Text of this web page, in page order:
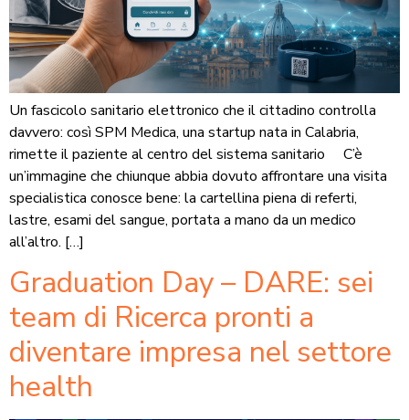
Un fascicolo sanitario elettronico che il cittadino controlla
davvero: così SPM Medica, una startup nata in Calabria,
rimette il paziente al centro del sistema sanitario C’è
un’immagine che chiunque abbia dovuto affrontare una visita
specialistica conosce bene: la cartellina piena di referti,
lastre, esami del sangue, portata a mano da un medico
all’altro. […]
Graduation Day – DARE: sei
team di Ricerca pronti a
diventare impresa nel settore
health